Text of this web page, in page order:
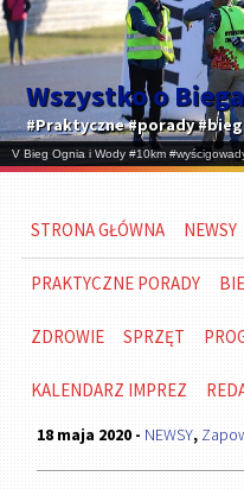
Wszystko o
#Praktyczne #porady
STRONA GŁÓWNA NEWSY
PRAKTYCZNE PORADY
ZDROWIE SPRZĘT
KALENDARZ IMPREZ
18 maja 2020 - NEWSY,